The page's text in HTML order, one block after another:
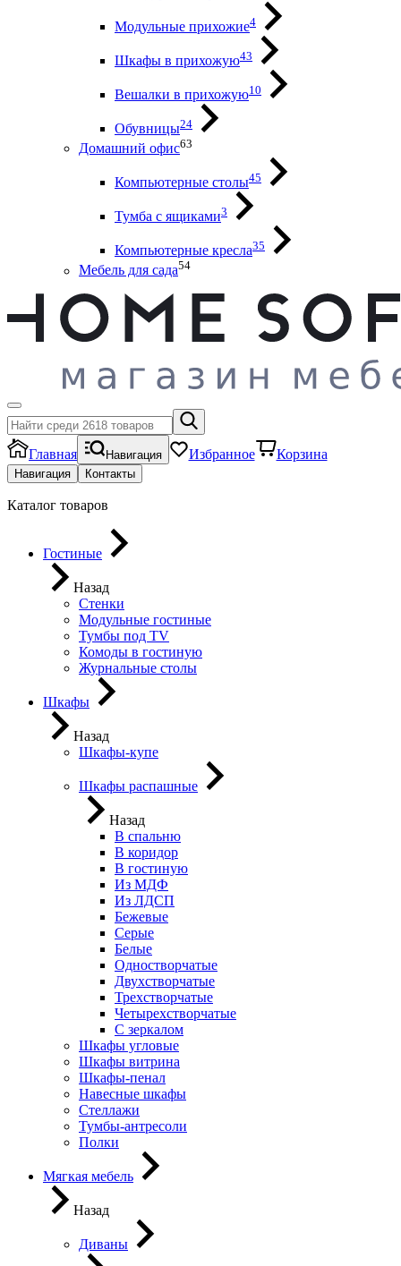
Модульные прихожие4
Шкафы в прихожую43
Вешалки в прихожую10
Обувницы24
Домашний офис63
Компьютерные столы45
Тумба с ящиками3
Компьютерные кресла35
Мебель для сада54
Главная Навигация Избранное Корзина
Навигация Контакты
Каталог товаров
Гостиные
Назад
Стенки
Модульные гостиные
Тумбы под ТV
Комоды в гостиную
Журнальные столы
Шкафы
Назад
Шкафы-купе
Шкафы распашные
Назад
В спальню
В коридор
В гостиную
Из МДФ
Из ЛДСП
Бежевые
Серые
Белые
Одностворчатые
Двухстворчатые
Трехстворчатые
Четырехстворчатые
С зеркалом
Шкафы угловые
Шкафы витрина
Шкафы-пенал
Навесные шкафы
Стеллажи
Тумбы-антресоли
Полки
Мягкая мебель
Назад
Диваны